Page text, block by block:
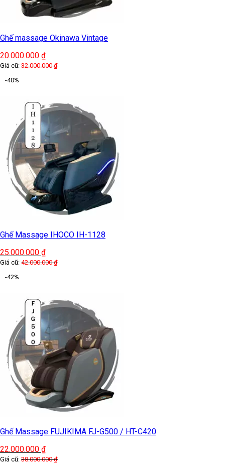
Ghế massage Okinawa Vintage
20.000.000 ₫
Giá cũ: 32.000.000₫
-40%
Ghế Massage IHOCO IH-1128
25.000.000 ₫
Giá cũ: 42.000.000₫
-42%
Ghế Massage FUJIKIMA FJ-G500 / HT-C420
22.000.000 ₫
Giá cũ: 38.000.000₫